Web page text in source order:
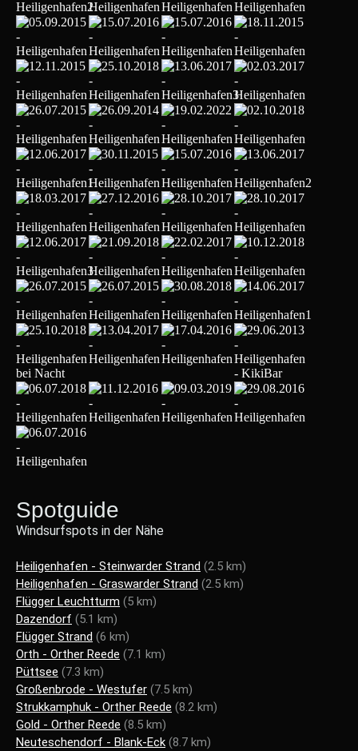
Spotguide
Windsurfspots in der Nähe
Heiligenhafen - Steinwarder Strand (2.5 km)
Heiligenhafen - Graswarder Strand (2.5 km)
Flügger Leuchtturm (5 km)
Dazendorf (5.1 km)
Flügger Strand (6 km)
Orth - Orther Reede (7.1 km)
Püttsee (7.3 km)
Großenbrode - Westufer (7.5 km)
Strukkamphuk - Orther Reede (8.2 km)
Gold - Orther Reede (8.5 km)
Neuteschendorf - Blank-Eck (8.7 km)